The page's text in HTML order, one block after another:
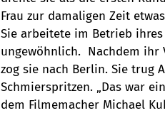
Frau zur damaligen Zeit
Sie arbeitete im Betrieb
ungewöhnlich.  Nachdem
zog sie nach Berlin. Sie trug
Schmierspritzen. „Das war
dem Filmemacher Michael